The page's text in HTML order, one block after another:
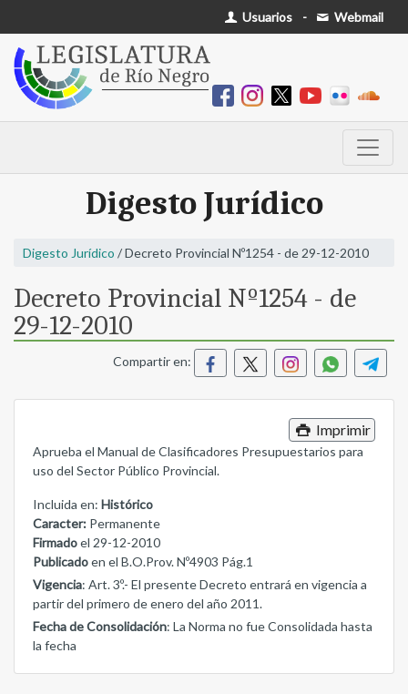
Usuarios - Webmail
Digesto Jurídico
Digesto Jurídico / Decreto Provincial Nº1254 - de 29-12-2010
Decreto Provincial Nº1254 - de
29-12-2010
Compartir en:
Imprimir
Aprueba el Manual de Clasificadores Presupuestarios para
uso del Sector Público Provincial.
Incluida en: Histórico
Caracter: Permanente
Firmadoel 29-12-2010
Publicadoen el B.O.Prov. Nº4903 Pág.1
Vigencia: Art. 3º.- El presente Decreto entrará en vigencia a
partir del primero de enero del año 2011.
Fecha de Consolidación: La Norma no fue Consolidada hasta
la fecha